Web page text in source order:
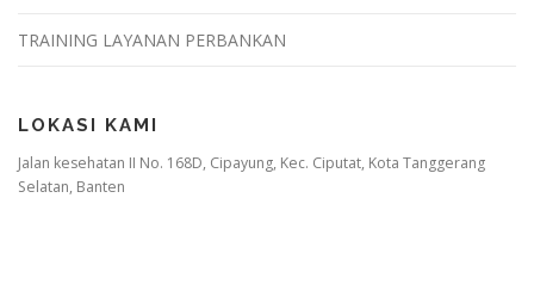
TRAINING LAYANAN PERBANKAN
LOKASI KAMI
Jalan kesehatan II No. 168D, Cipayung, Kec. Ciputat, Kota Tanggerang
Selatan, Banten